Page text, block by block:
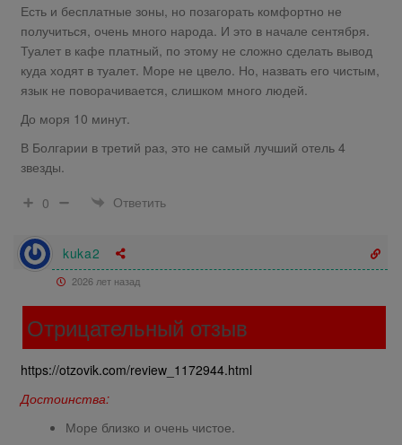
Есть и бесплатные зоны, но позагорать комфортно не
получиться, очень много народа. И это в начале сентября.
Туалет в кафе платный, по этому не сложно сделать вывод
куда ходят в туалет. Море не цвело. Но, назвать его чистым,
язык не поворачивается, слишком много людей.
До моря 10 минут.
В Болгарии в третий раз, это не самый лучший отель 4
звезды.
0
Ответить
kuka2
2026 лет назад
Отрицательный отзыв
https://otzovik.com/review_1172944.html
Достоинства:
Море близко и очень чистое.